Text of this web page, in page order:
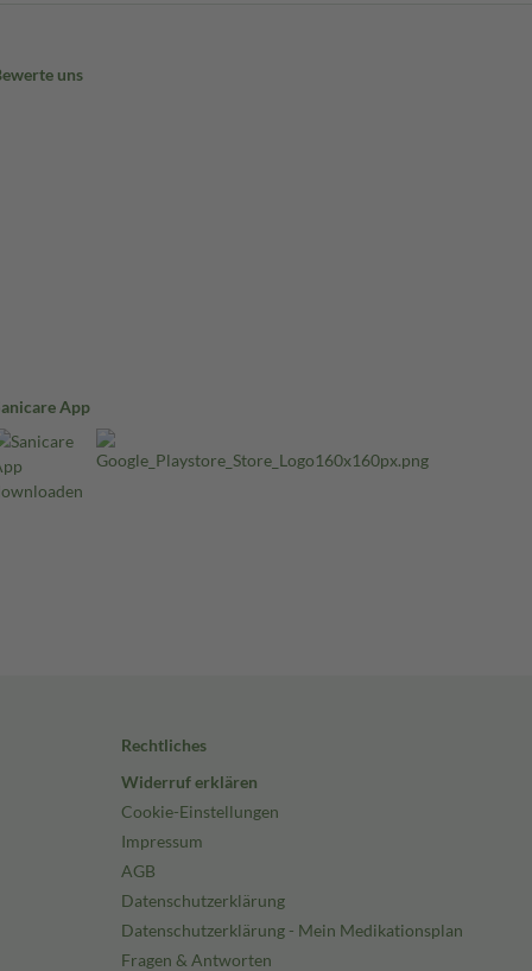
uns
App
Rechtliches
Widerruf erklären
Cookie-Einstellungen
Impressum
AGB
Datenschutzerklärung
Datenschutzerklärung - Mein Medikationsplan
Fragen & Antworten